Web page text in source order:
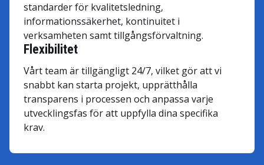
standarder för kvalitetsledning,
informationssäkerhet, kontinuitet i
verksamheten samt tillgångsförvaltning.
Flexibilitet
Vårt team är tillgängligt 24/7, vilket gör att vi
snabbt kan starta projekt, upprätthålla
transparens i processen och anpassa varje
utvecklingsfas för att uppfylla dina specifika
krav.